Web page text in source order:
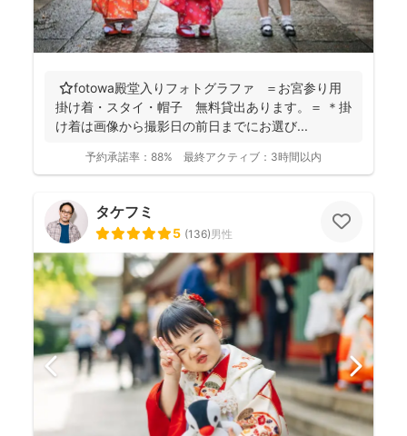
⭐️fotowa殿堂入りフォトグラファ ＝お宮参り用
掛け着・スタイ・帽子 無料貸出あります。＝ ＊掛
け着は画像から撮影日の前日までにお選び...
予約承諾率： 88% 最終アクティブ： 3時間以内
タケフミ
5 (136)男性